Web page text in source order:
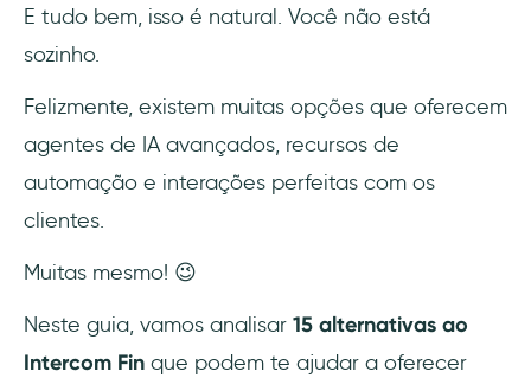
Conclusão
cliente com IA?
O que faz um agente de suporte com IA?
Quais são as alternativas mais econômicas
E tudo bem, isso é natural. Você não está
sozinho.
Felizmente, existem muitas opções que oferecem
agentes de IA avançados, recursos de
automação e interações perfeitas com os
clientes.
Muitas mesmo! 😉
Neste guia, vamos analisar 15 alternativas ao
Intercom Fin que podem te ajudar a oferecer